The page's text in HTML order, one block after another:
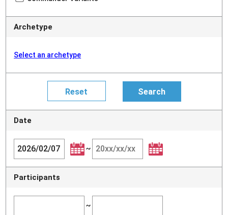
Archetype
Select an archetype
Date
~
Participants
~